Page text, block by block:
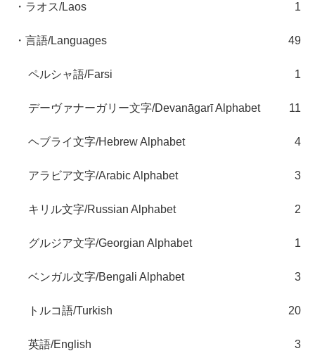
・ラオス/Laos 1
・言語/Languages 49
ペルシャ語/Farsi 1
デーヴァナーガリー文字/Devanāgarī Alphabet 11
ヘブライ文字/Hebrew Alphabet 4
アラビア文字/Arabic Alphabet 3
キリル文字/Russian Alphabet 2
グルジア文字/Georgian Alphabet 1
ベンガル文字/Bengali Alphabet 3
トルコ語/Turkish 20
英語/English 3